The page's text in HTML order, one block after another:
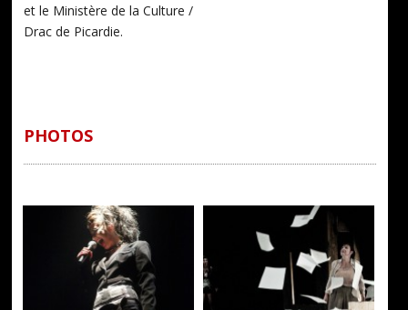
et le Ministère de la Culture /
Drac de Picardie.
PHOTOS